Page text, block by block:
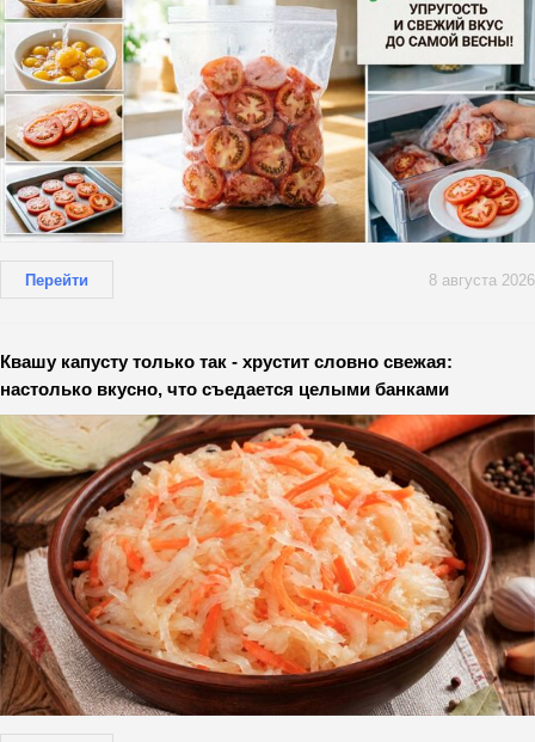
Перейти 8 августа 2026
Квашу капусту только так - хрустит словно свежая:
настолько вкусно, что съедается целыми банками